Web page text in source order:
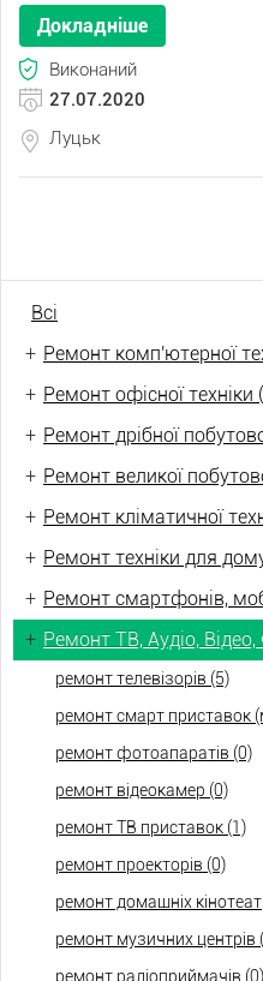
Докладніше
Виконаний
27.07.2020
Луцьк
Всі
+ Ремонт комп'ютерної
+ Ремонт офісної техніки
+ Ремонт дрібної
+ Ремонт великої
+ Ремонт кліматичної
+ Ремонт техніки для
+ Ремонт смартфонів,
+ Ремонт ТВ, Аудіо,
ремонт телевізорів (5)
ремонт смарт приставок
ремонт фотоапаратів (0)
ремонт відеокамер (0)
ремонт ТВ приставок (1)
ремонт проекторів (0)
ремонт домашніх
ремонт музичних центрів
ремонт радіоприймачів (0)